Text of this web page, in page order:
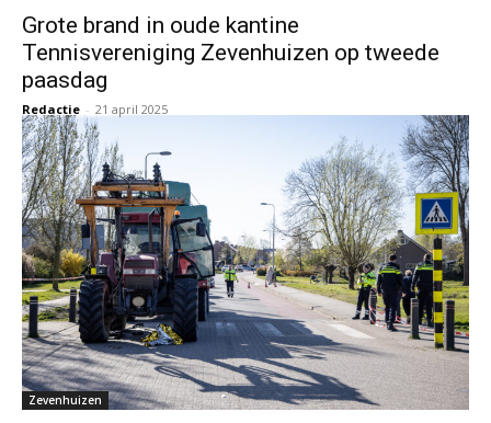
Grote brand in oude kantine
Tennisvereniging Zevenhuizen op tweede
paasdag
Redactie - 21 april 2025
Zevenhuizen